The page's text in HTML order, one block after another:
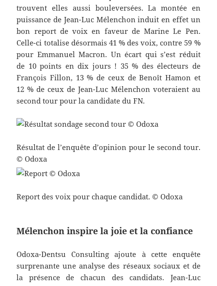
trouvent elles aussi bouleversées. La montée en
puissance de Jean-Luc Mélenchon induit en effet un
bon report de voix en faveur de Marine Le Pen.
Celle-ci totalise désormais 41 % des voix, contre 59 %
pour Emmanuel Macron. Un écart qui s’est réduit
de 10 points en dix jours ! 35 % des électeurs de
François Fillon, 13 % de ceux de Benoît Hamon et
12 % de ceux de Jean-Luc Mélenchon voteraient au
second tour pour la candidate du FN.
Résultat de l’enquête d’opinion pour le second tour.
© Odoxa
Report des voix pour chaque candidat. © Odoxa
Mélenchon inspire la joie et la confiance
Odoxa-Dentsu Consulting ajoute à cette enquête
surprenante une analyse des réseaux sociaux et de
la présence de chacun des candidats. Jean-Luc